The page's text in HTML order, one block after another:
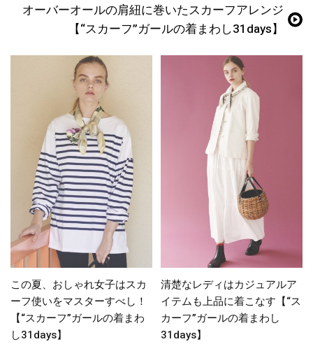
オーバーオールの肩紐に巻いたスカーフアレンジ
【“スカーフ”ガールの着まわし31days】
この夏、おしゃれ女子はスカ
ーフ使いをマスターすべし！
【“スカーフ”ガールの着まわ
し31days】
清楚なレディはカジュアルア
イテムも上品に着こなす【“ス
カーフ”ガールの着まわし
31days】